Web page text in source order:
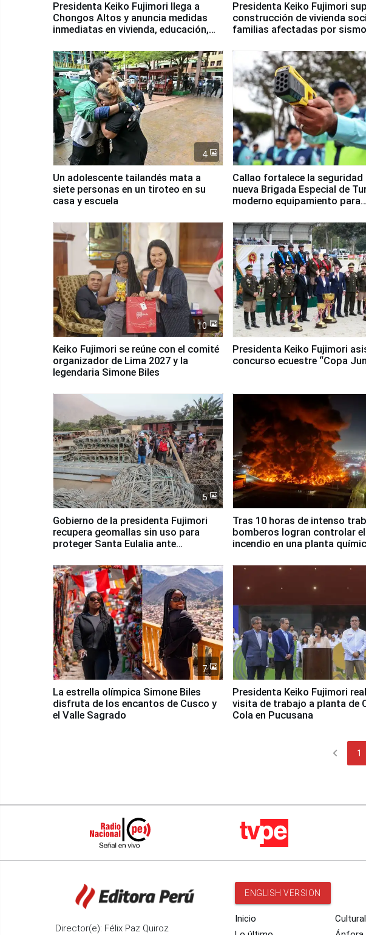
Presidenta Keiko Fujimori llega a
Chongos Altos y anuncia medidas
inmediatas en vivienda, educación,
Presidenta Keiko Fujimori
construcción de vivienda
familias afectadas por
4
Un adolescente tailandés mata a
siete personas en un tiroteo en su
casa y escuela
Callao fortalece la seguridad
nueva Brigada Especial de
moderno equipamiento para
10
Keiko Fujimori se reúne con el comité
organizador de Lima 2027 y la
legendaria Simone Biles
Presidenta Keiko Fujimori
concurso ecuestre “Copa
5
Gobierno de la presidenta Fujimori
recupera geomallas sin uso para
proteger Santa Eulalia ante
Tras 10 horas de intenso
bomberos logran controlar el
incendio en una planta
7
La estrella olímpica Simone Biles
disfruta de los encantos de Cusco y
el Valle Sagrado
Presidenta Keiko Fujimori
visita de trabajo a planta de
Cola en Pucusana
chevron_left 1
Director(e): Félix Paz Quiroz
ENGLISH VERSION
Inicio
Cultural